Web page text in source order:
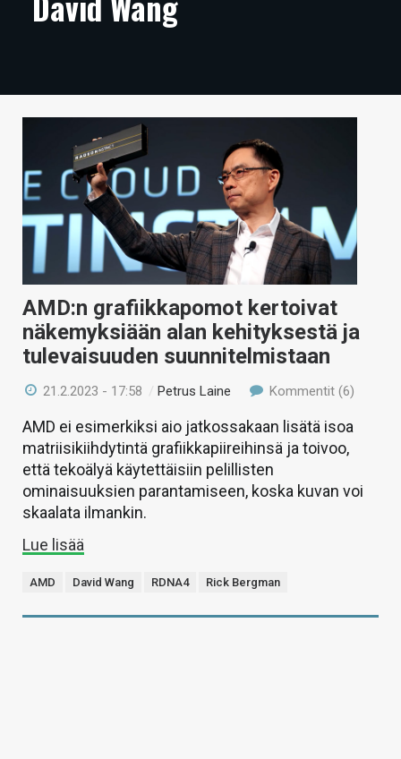
ARTIKKELIT
TECHBBS
HINTA.FI
KAUPPA
VAIHDA TEEMA
HAKU
AMD:n grafiikkapomot kertoivat
näkemyksiään alan kehityksestä ja
tulevaisuuden suunnitelmistaan
21.2.2023 - 17:58 /Petrus Laine Kommentit (6)
AMD ei esimerkiksi aio jatkossakaan lisätä isoa
matriisikiihdytintä grafiikkapiireihinsä ja toivoo,
että tekoälyä käytettäisiin pelillisten
ominaisuuksien parantamiseen, koska kuvan voi
skaalata ilmankin.
Lue lisää
AMD David Wang RDNA4 Rick Bergman